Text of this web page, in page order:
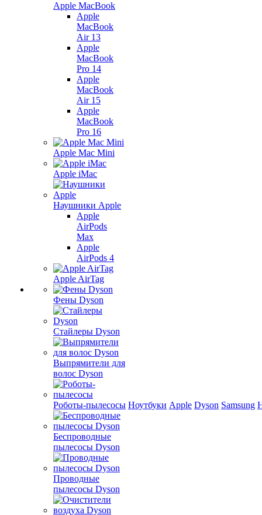
Apple MacBook
Apple
MacBook
Air 13
Apple
MacBook
Pro 14
Apple
MacBook
Air 15
Apple
MacBook
Pro 16
Apple Mac Mini
Apple iMac
Наушники Apple
Apple
AirPods
Max
Apple
AirPods 4
Apple AirTag
Фены Dyson
Стайлеры Dyson
Выпрямители для
волос Dyson
Роботы-пылесосы
Беспроводные
пылесосы Dyson
Проводные
пылесосы Dyson
Ноутбуки Apple Dyson Samsung